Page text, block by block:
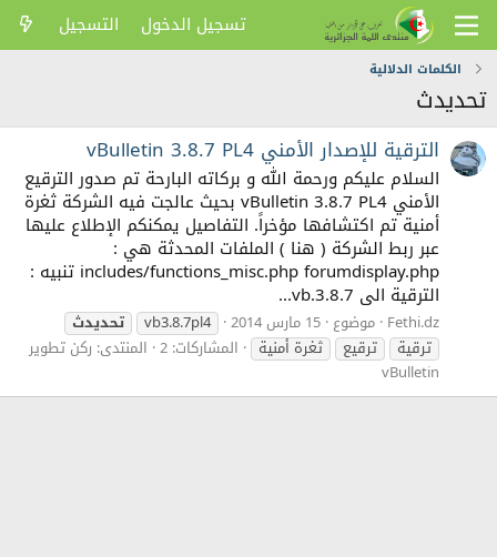
تسجيل الدخول التسجيل
الكلمات الدلالية
تحديدث
الترقية للإصدار الأمني vBulletin 3.8.7 PL4
السلام عليكم ورحمة الله و بركاته البارحة تم صدور الترقيع
الأمني vBulletin 3.8.7 PL4 بحيث عالجت فيه الشركة ثغرة
أمنية تم اكتشافها مؤخراً. التفاصيل يمكنكم الإطلاع عليها
عبر ربط الشركة ( هنا ) الملفات المحدثة هي :
includes/functions_misc.php forumdisplay.php تنبيه :
الترقية الى vb.3.8.7...
Fethi.dz موضوع 15 مارس 2014 vb3.8.7pl4
تحديدث
ترقية
ترقيع ثغرة أمنية المشاركات: 2 المنتدى: ركن تطوير
vBulletin